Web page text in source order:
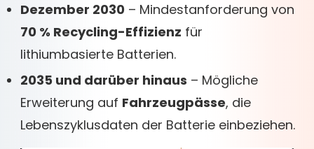
Dezember 2030 – Mindestanforderung von
70 % Recycling-Effizienz für
lithiumbasierte Batterien.
2035 und darüber hinaus – Mögliche
Erweiterung auf Fahrzeugpässe, die
Lebenszyklusdaten der Batterie einbeziehen.